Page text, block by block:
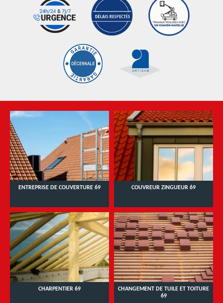
ENTREPRISE DE COUVERTURE 69 COUVREUR ZINGUEUR 69
CHARPENTIER 69
CHANGEMENT DE TUILE ET TOITURE
69